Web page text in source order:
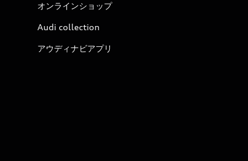
オンラインショップ
Audi collection
アウディナビアプリ